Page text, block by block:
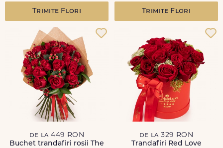
Trimite Flori Trimite Flori
de la 449 RON
Buchet trandafiri rosii The
de la 329 RON
Trandafiri Red Love